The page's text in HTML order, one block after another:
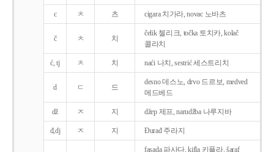
c ㅊ 츠 cigara 치가라, novac 노바츠
č ㅊ 치
čelik 첼리크, točka 토치카, kolač
콜라치
ć, tj ㅊ 치 naći 나치, sestrić 세스트리치
d ㄷ 드
desno 데스노, drvo 드르보, medved
메드베드
dž ㅈ 지 džep 제프, narudžba 나루지바
đ,dj ㅈ 지 Ðurađ 주라지
fasada 파사다, kifla 키플라, šaraf